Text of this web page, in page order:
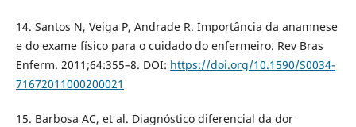
14. Santos N, Veiga P, Andrade R. Importância da anamnese
e do exame físico para o cuidado do enfermeiro. Rev Bras
Enferm. 2011;64:355–8. DOI: https://doi.org/10.1590/S0034-
71672011000200021
15. Barbosa AC, et al. Diagnóstico diferencial da dor